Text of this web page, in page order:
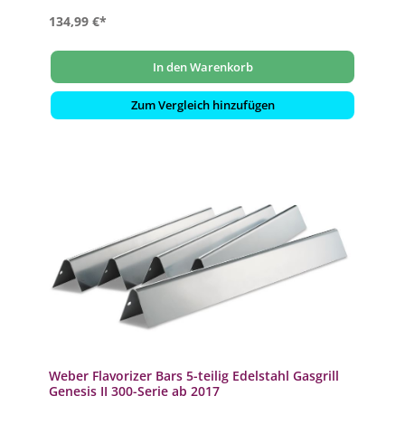
134,99 €*
In den Warenkorb
Zum Vergleich hinzufügen
Weber Flavorizer Bars 5-teilig Edelstahl Gasgrill
Genesis II 300-Serie ab 2017